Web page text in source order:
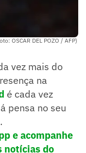
OSCAR DEL POZO / AFP)
vez mais do
na
é cada vez
pensa no seu
e acompanhe
notícias do